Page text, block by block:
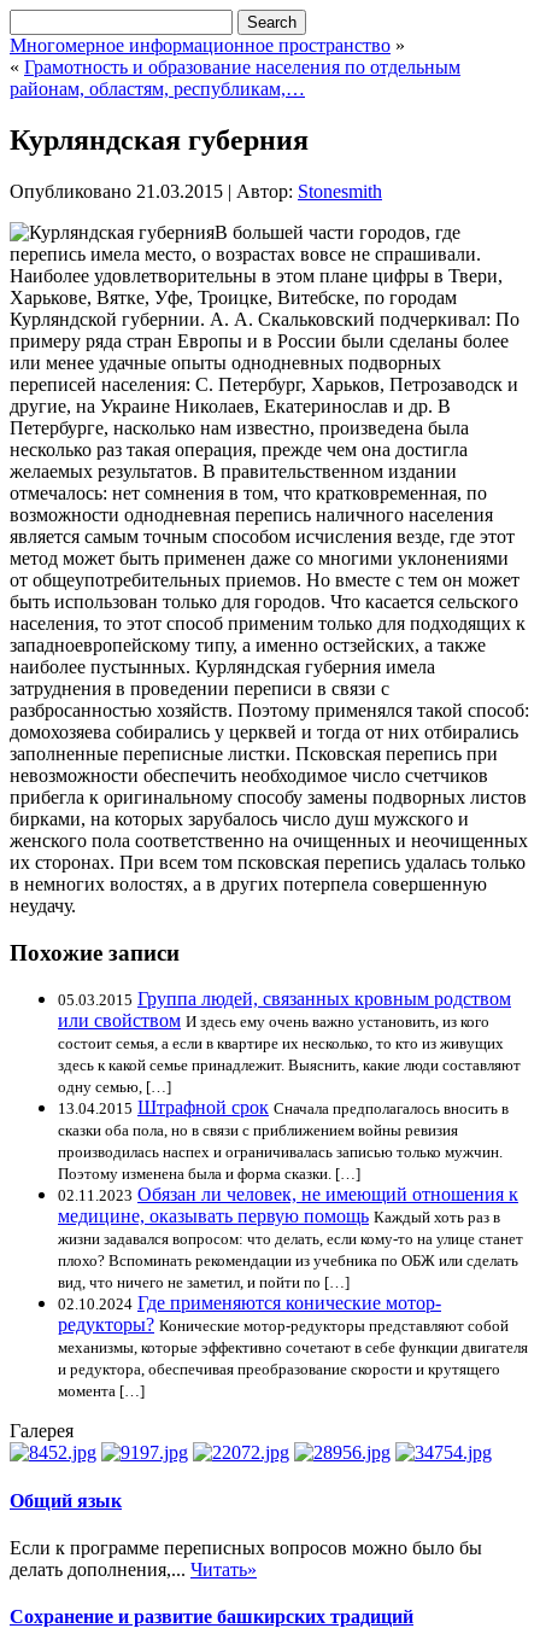
Многомерное информационное пространство »
« Грамотность и образование населения по отдельным
районам, областям, республикам,…
Курляндская губерния
Опубликовано 21.03.2015 | Автор: Stonesmith
В большей части городов, где
перепись имела место, о возрастах вовсе не спрашивали.
Наиболее удовлетворительны в этом плане цифры в Твери,
Харькове, Вятке, Уфе, Троицке, Витебске, по городам
Курляндской губернии. А. А. Скальковский подчеркивал: По
примеру ряда стран Европы и в России были сделаны более
или менее удачные опыты однодневных подворных
переписей населения: С. Петербург, Харьков, Петрозаводск и
другие, на Украине Николаев, Екатеринослав и др. В
Петербурге, насколько нам известно, произведена была
несколько раз такая операция, прежде чем она достигла
желаемых результатов. В правительственном издании
отмечалось: нет сомнения в том, что кратковременная, по
возможности однодневная перепись наличного населения
является самым точным способом исчисления везде, где этот
метод может быть применен даже со многими уклонениями
от общеупотребительных приемов. Но вместе с тем он может
быть использован только для городов. Что касается сельского
населения, то этот способ применим только для подходящих к
западноевропейскому типу, а именно остзейских, а также
наиболее пустынных. Курляндская губерния имела
затруднения в проведении переписи в связи с
разбросанностью хозяйств. Поэтому применялся такой способ:
домохозяева собирались у церквей и тогда от них отбирались
заполненные переписные листки. Псковская перепись при
невозможности обеспечить необходимое число счетчиков
прибегла к оригинальному способу замены подворных листов
бирками, на которых зарубалось число душ мужского и
женского пола соответственно на очищенных и неочищенных
их сторонах. При всем том псковская перепись удалась только
в немногих волостях, а в других потерпела совершенную
неудачу.
Похожие записи
05.03.2015 Группа людей, связанных кровным родством
или свойством И здесь ему очень важно установить, из кого
состоит семья, а если в квартире их несколько, то кто из живущих
здесь к какой семье принадлежит. Выяснить, какие люди составляют
одну семью, […]
13.04.2015 Штрафной срок Сначала предполагалось вносить в
сказки оба пола, но в связи с приближением войны ревизия
производилась наспех и ограничивалась записью только мужчин.
Поэтому изменена была и форма сказки. […]
02.11.2023 Обязан ли человек, не имеющий отношения к
медицине, оказывать первую помощь Каждый хоть раз в
жизни задавался вопросом: что делать, если кому-то на улице станет
плохо? Вспоминать рекомендации из учебника по ОБЖ или сделать
вид, что ничего не заметил, и пойти по […]
02.10.2024 Где применяются конические мотор-
редукторы? Конические мотор-редукторы представляют собой
механизмы, которые эффективно сочетают в себе функции двигателя
и редуктора, обеспечивая преобразование скорости и крутящего
момента […]
Галерея
Общий язык
Если к программе переписных вопросов можно было бы
делать дополнения,... Читать»
Сохранение и развитие башкирских традиций